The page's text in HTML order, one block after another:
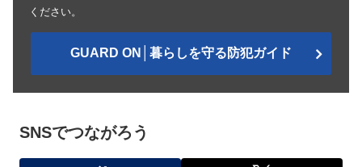
ください。
GUARD ON│暮らしを守る防犯ガイド
SNSでつながろう